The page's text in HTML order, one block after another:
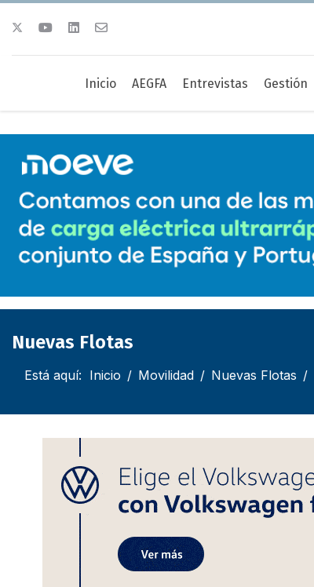
Inicio AEGFA Entrevistas Gestión
Nuevas Flotas
Está aquí: Inicio Movilidad Nuevas Flotas